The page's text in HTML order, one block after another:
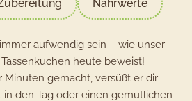
Nährwerte
aufwendig sein – wie unser
heute beweist!
Minuten gemacht, versüßt er dir
den Tag oder einen gemütlichen